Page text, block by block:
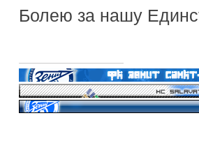
Болею за нашу